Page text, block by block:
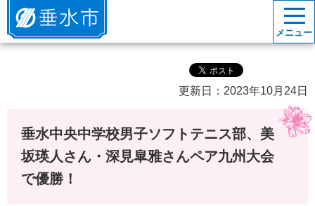
垂水市
メニュー
更新日：2023年10月24日
垂水中央中学校男子ソフトテニス部、美
坂瑛人さん・深見皐雅さんペア九州大会
で優勝！